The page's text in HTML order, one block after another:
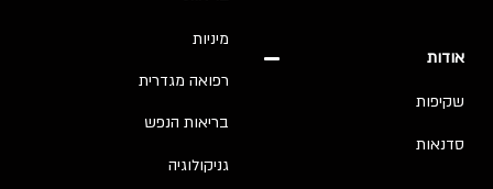
אודות
שקיפות
סדנאות
מיניות
רפואה מגדרית
בריאות הנפש
גניקולוגיה